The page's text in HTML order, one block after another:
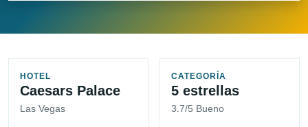
HOTEL
Caesars Palace
Las Vegas
CATEGORÍA
5 estrellas
3.7/5 Bueno